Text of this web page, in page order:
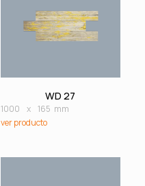
WD 27
1000 x 165 mm
ver producto